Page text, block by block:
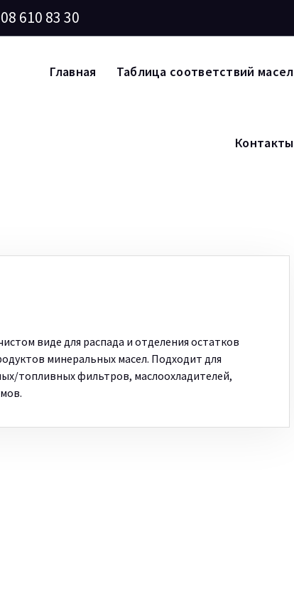
610 83 30
Главная Таблица соответствий масел
Контакты
виде для распада и отделения остатков
минеральных масел. Подходит для
топливных фильтров, маслоохладителей,